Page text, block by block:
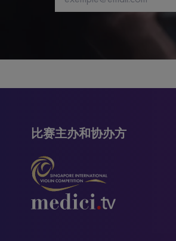
比赛主办和协办方